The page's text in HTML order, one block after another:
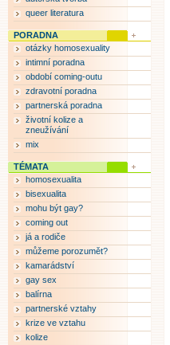
queer literatura
PORADNA
otázky homosexuality
intimní poradna
období coming-outu
zdravotní poradna
partnerská poradna
životní kolize a
zneužívání
mix
TÉMATA
homosexualita
bisexualita
mohu být gay?
coming out
já a rodiče
můžeme porozumět?
kamarádství
gay sex
balírna
partnerské vztahy
krize ve vztahu
kolize